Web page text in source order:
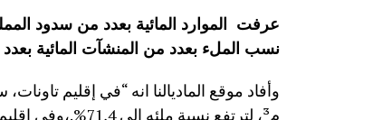
نسب الملء بعدد من المنشآت المائية